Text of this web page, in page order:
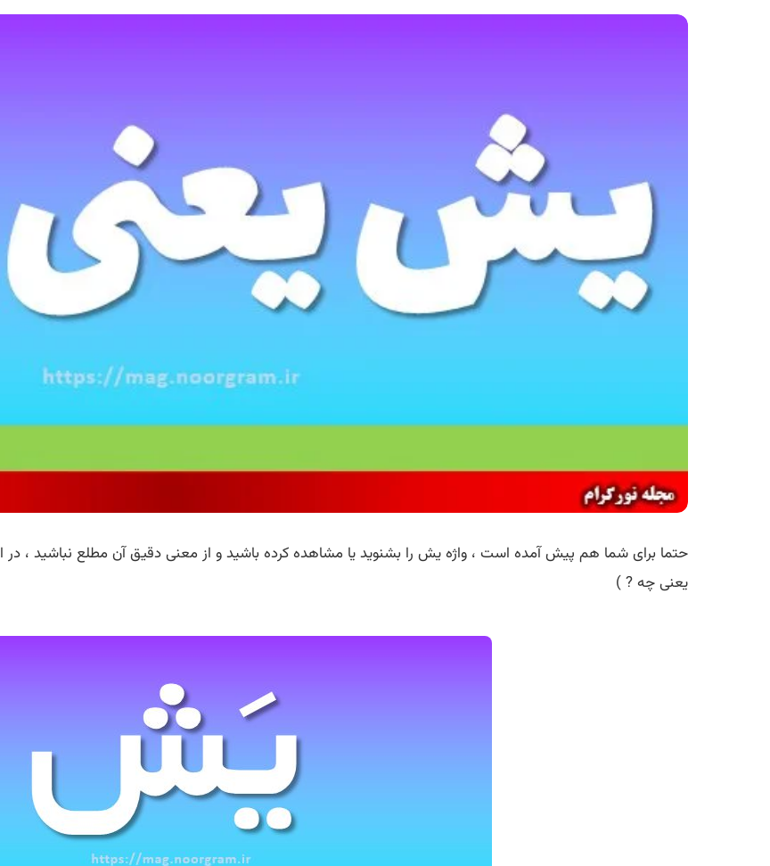
حتما برای شما هم پیش آمده است ، واژه یش را بشنوید یا مشاهده کرده باشید و از معنی دقیق آن مطلع نباشید ،
یعنی چه ? )